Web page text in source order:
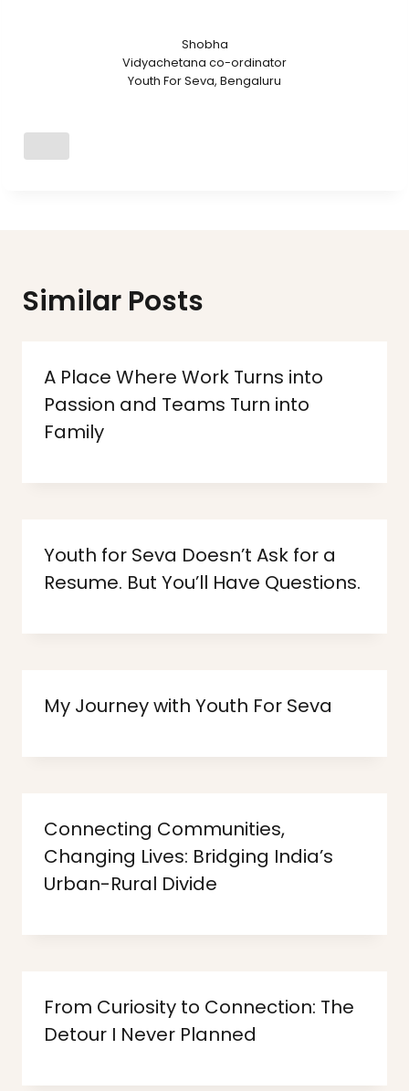
Shobha
Vidyachetana co-ordinator
Youth For Seva, Bengaluru
Similar Posts
A Place Where Work Turns into
Passion and Teams Turn into
Family
Youth for Seva Doesn’t Ask for a
Resume. But You’ll Have Questions.
My Journey with Youth For Seva
Connecting Communities,
Changing Lives: Bridging India’s
Urban-Rural Divide
From Curiosity to Connection: The
Detour I Never Planned